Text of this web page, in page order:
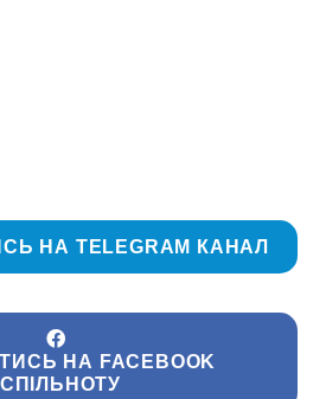
НА TELEGRAM КАНАЛ
НА FACEBOOK
СПІЛЬНОТУ